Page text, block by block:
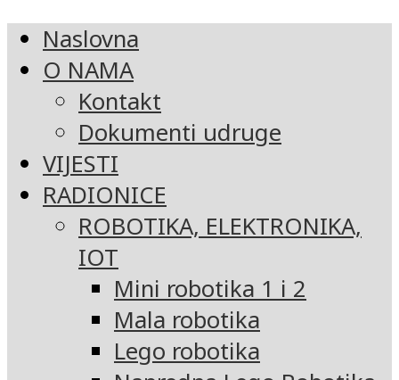
Naslovna
O NAMA
Kontakt
Dokumenti udruge
VIJESTI
RADIONICE
ROBOTIKA, ELEKTRONIKA,
IOT
Mini robotika 1 i 2
Mala robotika
Lego robotika